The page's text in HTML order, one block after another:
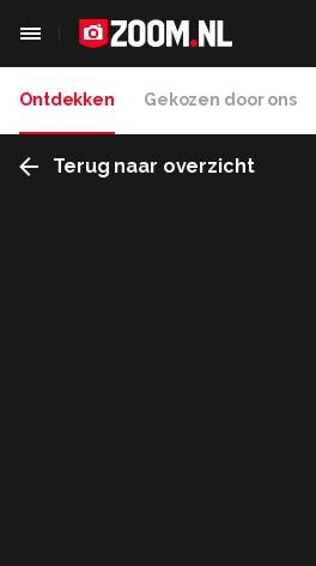
Ontdekken Gekozen door ons
Terug naar overzicht